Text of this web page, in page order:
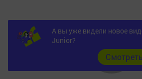
А вы уже видели новое
Junior?
Cмотреть